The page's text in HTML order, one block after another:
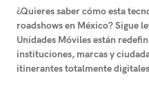
¿Quieres saber cómo esta
roadshows en México?Sigue
Unidades Móviles están
instituciones, marcas y
itinerantes totalmente